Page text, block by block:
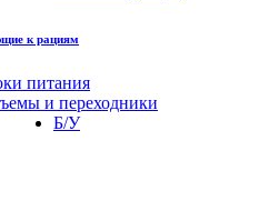
к рациям
питания
и переходники
Б/У